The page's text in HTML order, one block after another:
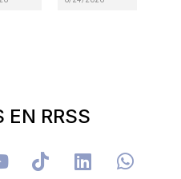
EN RRSS